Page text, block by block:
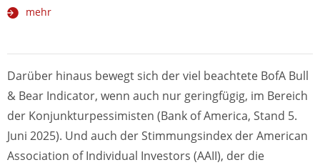
mehr
Darüber hinaus bewegt sich der viel beachtete BofA Bull
& Bear Indicator, wenn auch nur geringfügig, im Bereich
der Konjunkturpessimisten (Bank of America, Stand 5.
Juni 2025). Und auch der Stimmungsindex der American
Association of Individual Investors (AAII), der die